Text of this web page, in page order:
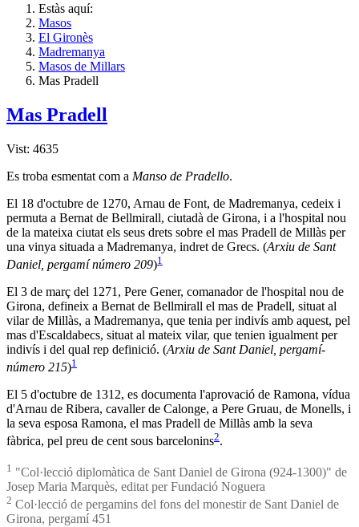
Estàs aquí:
Masos
El Gironès
Madremanya
Masos de Millars
Mas Pradell
Mas Pradell
Vist: 4635
Es troba esmentat com a Manso de Pradello.
El 18 d'octubre de 1270, Arnau de Font, de Madremanya, cedeix i
permuta a Bernat de Bellmirall, ciutadà de Girona, i a l'hospital nou
de la mateixa ciutat els seus drets sobre el mas Pradell de Millàs per
una vinya situada a Madremanya, indret de Grecs. (Arxiu de Sant
Daniel, pergamí­ número 209)1
El 3 de març del 1271, Pere Gener, comanador de l'hospital nou de
Girona, defineix a Bernat de Bellmirall el mas de Pradell, situat al
vilar de Millàs, a Madremanya, que tenia per indiví­s amb aquest, pel
mas d'Escaldabecs, situat al mateix vilar, que tenien igualment per
indiví­s i del qual rep definició. (Arxiu de Sant Daniel, pergamí­
número 215)1
El 5 d'octubre de 1312, es documenta l'aprovació de Ramona, vídua
d'Arnau de Ribera, cavaller de Calonge, a Pere Gruau, de Monells, i
la seva esposa Ramona, el mas Pradell de Millàs amb la seva
fàbrica, pel preu de cent sous barcelonins2.
1 "Col·lecció diplomàtica de Sant Daniel de Girona (924-1300)" de
Josep Maria Marquès, editat per Fundació Noguera
2 Col·lecció de pergamins del fons del monestir de Sant Daniel de
Girona, pergamí 451